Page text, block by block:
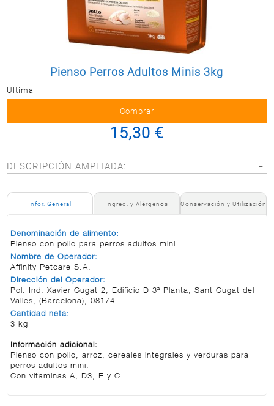
Pienso Perros Adultos Minis 3kg
Ultima
15,30 €
DESCRIPCIÓN AMPLIADA:
Infor. General Ingred. y Alérgenos Conservación y Utilización
Denominación de alimento:
Pienso con pollo para perros adultos mini
Nombre de Operador:
Affinity Petcare S.A.
Dirección del Operador:
Pol. Ind. Xavier Cugat 2, Edificio D 3ª Planta, Sant Cugat del
Valles, (Barcelona), 08174
Cantidad neta:
3 kg
Información adicional:
Pienso con pollo, arroz, cereales integrales y verduras para
perros adultos mini.
Con vitaminas A, D3, E y C.